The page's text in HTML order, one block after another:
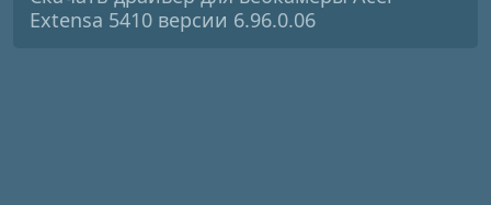
Extensa 5410 версии 6.96.0.06